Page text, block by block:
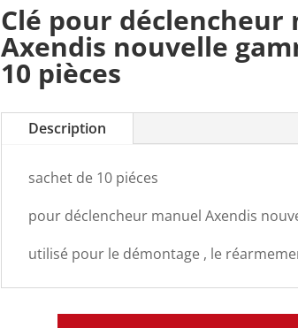
Clé pour déclencheur
Axendis nouvelle
10 pièces
Description
sachet de 10 piéces
pour déclencheur manuel Axendis
utilisé pour le démontage , le